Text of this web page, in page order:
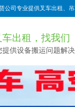
公司专业提供叉车出租、
车出租，找我们
提供设备搬运问题解